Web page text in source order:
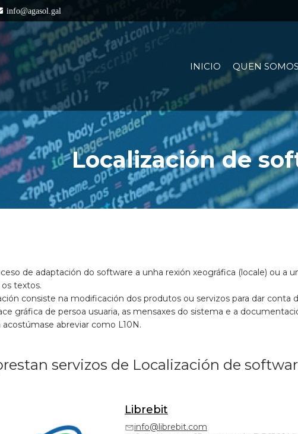
info@agasol.gal
INICIO QUEN SOMOS
Localización de
de adaptación do software a unha rexión xeográfica (locale) ou
textos.
consiste na modificación dos produtos ou servizos para dar conta
gráfica de persoa usuaria, as mensaxes do sistema e a
acostúmase abreviar como L10N.
servizos de Localización de
Librebit
info@librebit.com